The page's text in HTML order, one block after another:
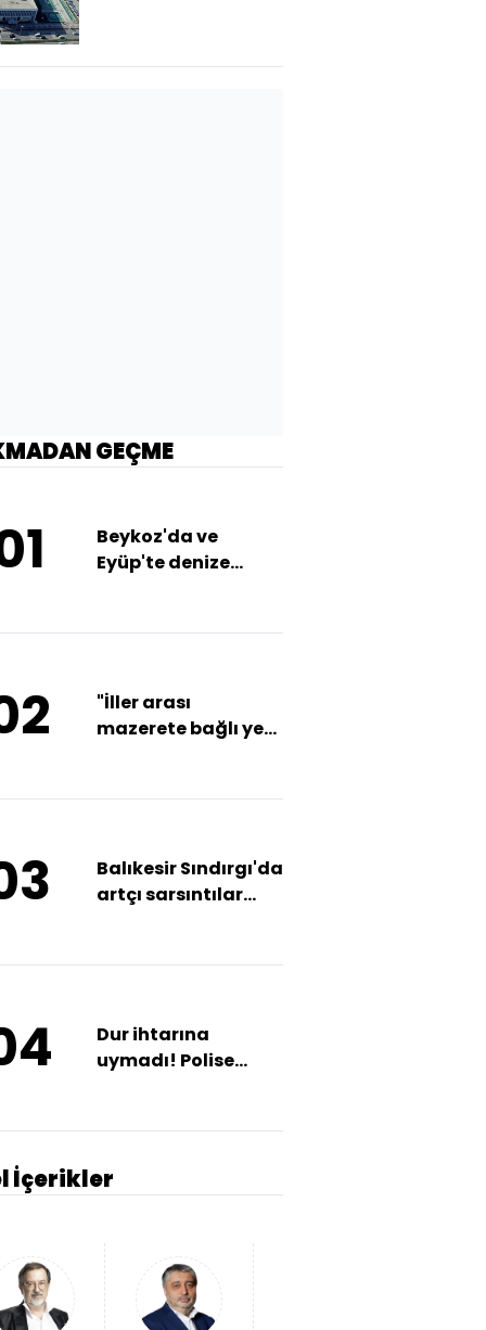
İçerikler
GEÇME
Beykoz'da ve
Eyüp'te denize
"İller arası
mazerete bağlı yer
Balıkesir Sındırgı'da
artçı sarsıntılar
Dur ihtarına
uymadı! Polise